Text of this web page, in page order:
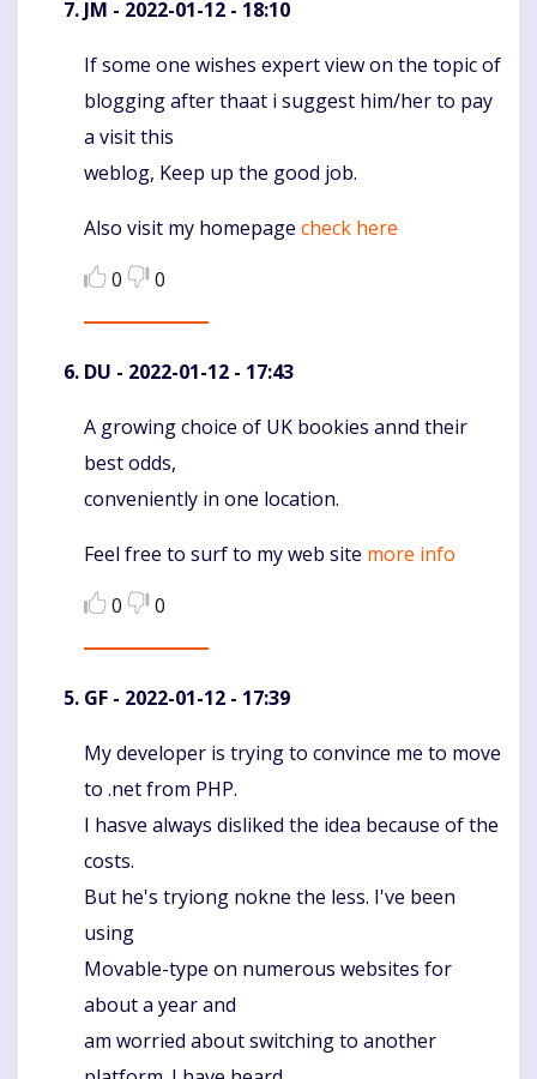
JM - 2022-01-12 - 18:10
Komentaras
If some one wishes expert view on the topic of
blogging after thaat i suggest him/her to pay
a visit this
weblog, Keep up the good job.
Also visit my homepage check here
0
0
DU - 2022-01-12 - 17:43
Komentaras
A growing choice of UK bookies annd their
best odds,
conveniently in one location.
Feel free to surf to my web site more info
0
0
GF - 2022-01-12 - 17:39
Komentaras
My developer is trying to convince me to move
to .net from PHP.
I hasve always disliked the idea because of the
costs.
But he's tryiong nokne the less. I've been
using
Movable-type on numerous websites for
about a year and
am worried about switching to another